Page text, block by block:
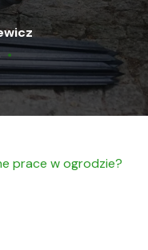
•
prace w ogrodzie?